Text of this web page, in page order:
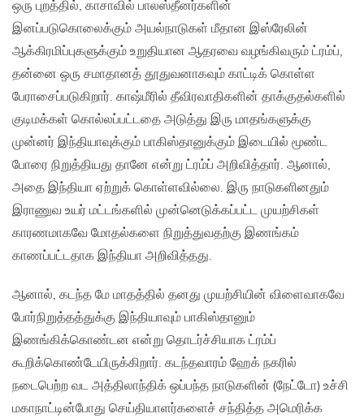
ஒரு புறத்தில், காசாவில் பாலஸ்தீனர்களின்
இனப்படுகொலைக்கும் அயல்நாடுகள் மீதான இஸ்ரேலின்
ஆக்கிரமிப்புகளுக்கும் உறுதியான ஆதரவை வழங்கிவரும் ட்ரம்ப்,
தன்னை ஒரு சமாதானத் தூதுவனாகவும் காட்டிக் கொள்ள
பேராசைப்படுகிறார். காஷ்மீரில் தீவிரவாதிகளின் தாக்குதல்களில்
குடிமக்கள் கொல்லப்பட்டதை அடுத்து இரு மாதங்களுக்கு
முன்னர் இந்தியாவுக்கும் பாகிஸ்தானுக்கும் இடையில் மூண்ட
போரை நிறுத்தியது தானே என்று ட்ரம்ப் அறிவித்தார். ஆனால்,
அதை இந்தியா ஏற்றுக் கொள்ளவில்லை. இரு நாடுகளினதும்
இராணுவ உயர் மட்டங்களில் முன்னெடுக்கப்பட்ட முயற்சிகள்
காரணமாகவே மோதல்களை நிறுத்துவதற்கு இணங்கம்
காணப்பட்டதாக இந்தியா அறிவித்தது.
ஆனால், கடந்த மே மாதத்தில் தனது முயற்சியின் விளைவாகவே
போர்நிறுத்தத்துக்கு இந்தியாவும் பாகிஸ்தானும்
இணங்கிக்கொண்டன என்று தொடர்ச்சியாக ட்ரம்ப்
கூறிக்கொண்டேயிருக்கிறார். கடந்தவாரம் ஹேக் நகரில்
நடைபெற்ற வட அத்திலாந்திக் ஒப்பந்த நாடுகளின் (நேட்டோ) உச்சி
மகாநாட்டின்போது செய்தியாளர்களைச் சந்தித்த அமெரிக்க